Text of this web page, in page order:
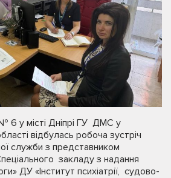
6 у місті Дніпрі ГУ ДМС у
відбулась робоча зустріч
служби з представником
закладу з надання
ДУ «Інститут психіатрії, судово-